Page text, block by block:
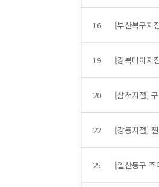
16 [부산북구지
19 [강북미아지
20 [삼척지점]
22 [강동지점]
25 [일산동구